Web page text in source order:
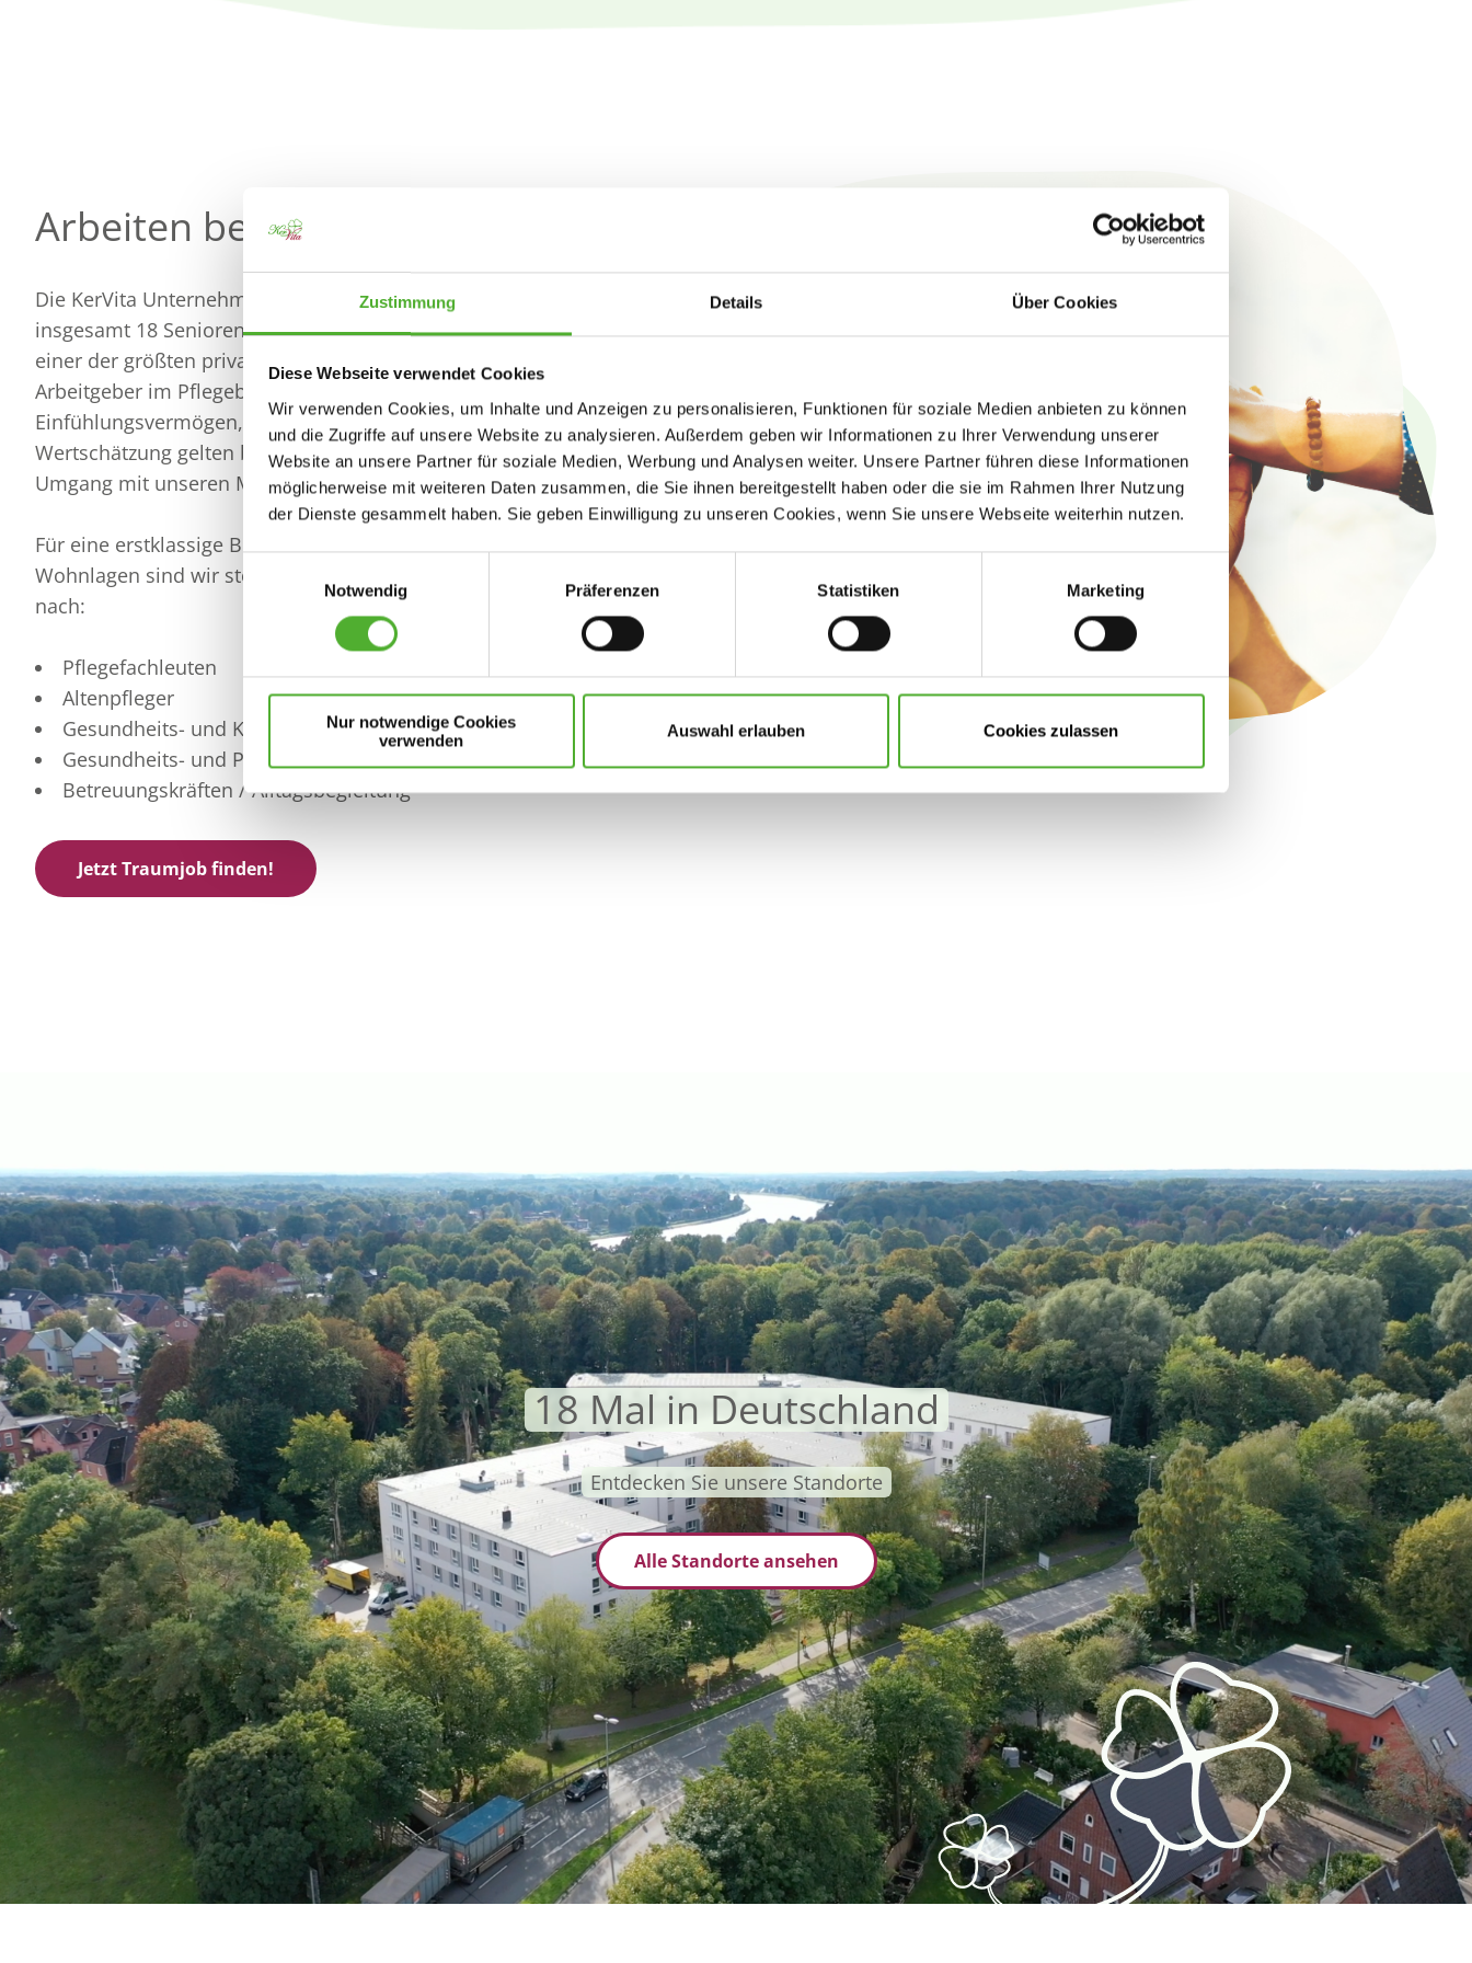
Zustimmung Details Über Cookies
Diese Webseite verwendet Cookies
Wir verwenden Cookies, um Inhalte und Anzeigen zu personalisieren, Funktionen für soziale Medien anbieten zu können
und die Zugriffe auf unsere Website zu analysieren. Außerdem geben wir Informationen zu Ihrer Verwendung unserer
Website an unsere Partner für soziale Medien, Werbung und Analysen weiter. Unsere Partner führen diese Informationen
möglicherweise mit weiteren Daten zusammen, die Sie ihnen bereitgestellt haben oder die sie im Rahmen Ihrer Nutzung
der Dienste gesammelt haben. Sie geben Einwilligung zu unseren Cookies, wenn Sie unsere Webseite weiterhin nutzen.
Notwendig
Präferenzen Statistiken Marketing
Nur notwendige Cookies
verwenden
Auswahl erlauben Cookies zulassen
Arbeiten bei KerVita
Die KerVita Unternehmensgruppe betreibt
insgesamt 18 Senioren-Zentren und ist damit
einer der größten privaten Dienstleister und
Arbeitgeber im Pflegebereich.
Einfühlungsvermögen, Respekt und
Wertschätzung gelten bei uns als Maßstab für den
Umgang mit unseren Mitarbeitenden.
Für eine erstklassige Betreuung in unseren
Wohnlagen sind wir stets auf der Suche vor allem
nach:
Pflegefachleuten
Altenpfleger
Gesundheits- und Krankenpflegehelfer
Gesundheits- und Pflegeassistenten
Betreuungskräften / Alltagsbegleitung
Jetzt Traumjob finden!
18 Mal in Deutschland
Entdecken Sie unsere Standorte
Alle Standorte ansehen